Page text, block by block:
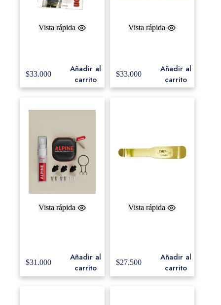
Vista rápida
$33.000
Añadir al
carrito
Vista rápida
$33.000
Añadir al
carrito
Vista rápida
$31.000
Añadir al
carrito
Vista rápida
$27.500
Añadir al
carrito